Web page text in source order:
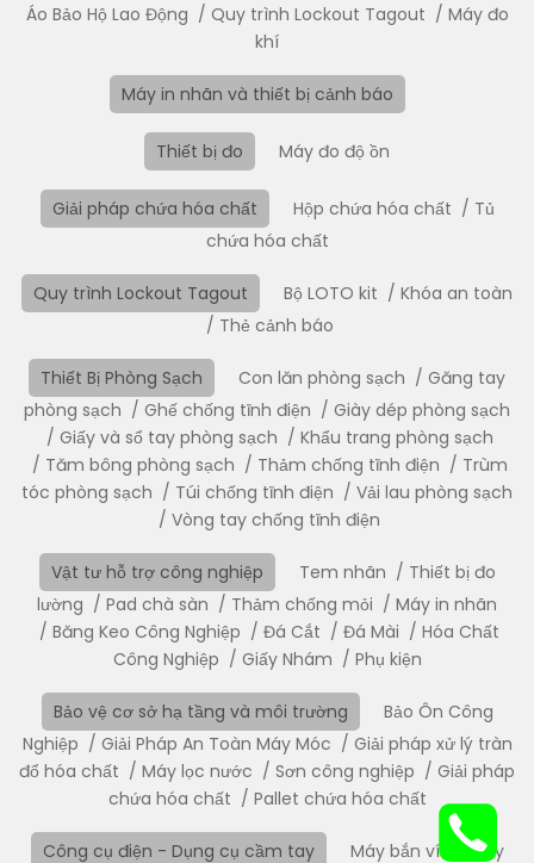
Áo Bảo Hộ Lao Động
Quy trình Lockout Tagout
Máy đo
khí
Máy in nhãn và thiết bị cảnh báo
Thiết bị đo Máy đo độ ồn
Giải pháp chứa hóa chất Hộp chứa hóa chất
Tủ
chứa hóa chất
Quy trình Lockout Tagout Bộ LOTO kit
Khóa an toàn
Thẻ cảnh báo
Thiết Bị Phòng Sạch Con lăn phòng sạch
Găng tay
phòng sạch
Ghế chống tĩnh điện
Giày dép phòng sạch
Giấy và sổ tay phòng sạch
Khẩu trang phòng sạch
Tăm bông phòng sạch
Thảm chống tĩnh điện
Trùm
tóc phòng sạch
Túi chống tĩnh điện
Vải lau phòng sạch
Vòng tay chống tĩnh điện
Vật tư hỗ trợ công nghiệp Tem nhãn
Thiết bị đo
lường
Pad chà sàn Thảm chống mỏi
Máy in nhãn
Băng Keo Công Nghiệp
Đá Cắt Đá Mài
Hóa Chất
Công Nghiệp
Giấy Nhám Phụ kiện
Bảo vệ cơ sở hạ tầng và môi trường
Bảo Ôn Công
Nghiệp
Giải Pháp An Toàn Máy Móc
Giải pháp xử lý tràn
đổ hóa chất
Máy lọc nước Sơn công nghiệp
Giải pháp
chứa hóa chất
Pallet chứa hóa chất
Công cụ điện - Dụng cụ cầm tay Máy bắn vít Máy